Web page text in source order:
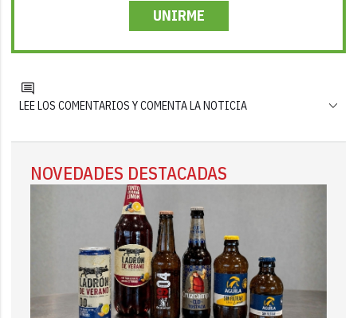
UNIRME
LEE LOS COMENTARIOS Y COMENTA LA NOTICIA
NOVEDADES DESTACADAS